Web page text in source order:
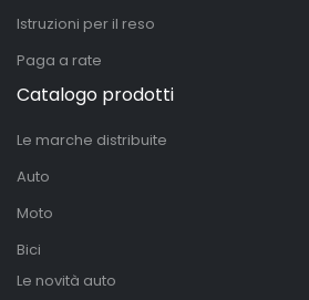
Istruzioni per il reso
Paga a rate
Catalogo prodotti
Le marche distribuite
Auto
Moto
Bici
Le novità auto